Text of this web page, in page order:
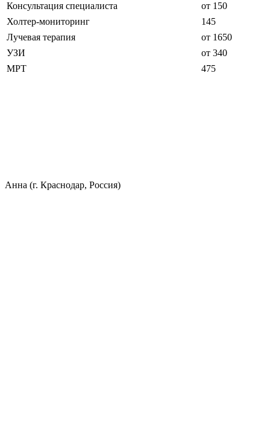
Консультация специалиста
от 150
Холтер-мониторинг
145
Лучевая терапия
от 1650
УЗИ
от 340
МРТ
475
Анна (г. Краснодар, Россия)